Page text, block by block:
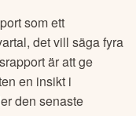
som ett
det vill säga fyra
är att ge
en insikt i
den senaste